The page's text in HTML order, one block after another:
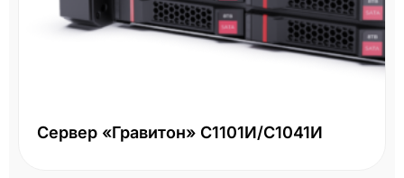
Сервер «Гравитон» С1101И/С1041И